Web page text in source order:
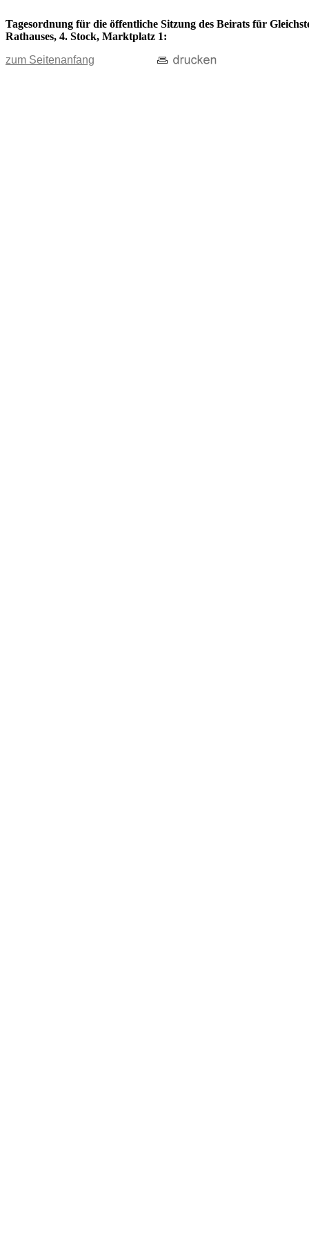
Tagesordnung für die öffentliche Sitzung des Beirats für
Rathauses, 4. Stock, Marktplatz 1:
zum Seitenanfang